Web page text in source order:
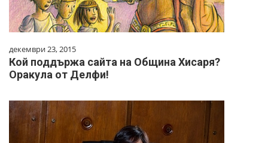
декември 23, 2015
Кой поддържа сайта на Община Хисаря?
Оракула от Делфи!